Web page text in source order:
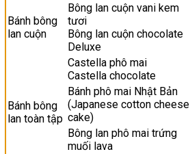
Bánh bông
lan cuộn
Bông lan cuộn vani kem
tươi
Bông lan cuộn chocolate
Deluxe
Bánh bông
lan toàn tập
Castella phô mai
Castella chocolate
Bánh phô mai Nhật Bản
(Japanese cotton cheese
cake)
Bông lan phô mai trứng
muối lava